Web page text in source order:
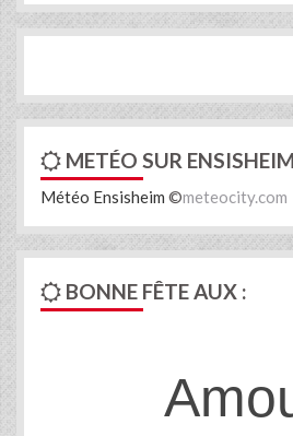
METÉO SUR ENSISHEIM
Météo Ensisheim ©meteocity.com
BONNE FÊTE AUX :